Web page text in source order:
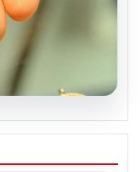
2026: Altın
çeyrek,